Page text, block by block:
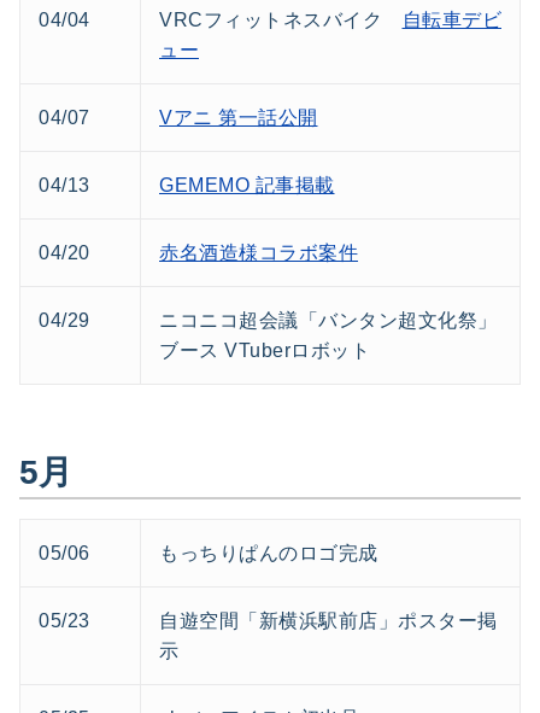
04/04 VRCフィットネスバイク
自転車デビ
ュー
04/07 Vアニ 第一話公開
04/13 GEMEMO 記事掲載
04/20 赤名酒造様コラボ案件
04/29
ニコニコ超会議「バンタン超文化祭」
ブース VTuberロボット
5月
05/06 もっちりぱんのロゴ完成
05/23
自遊空間「新横浜駅前店」ポスター掲
示